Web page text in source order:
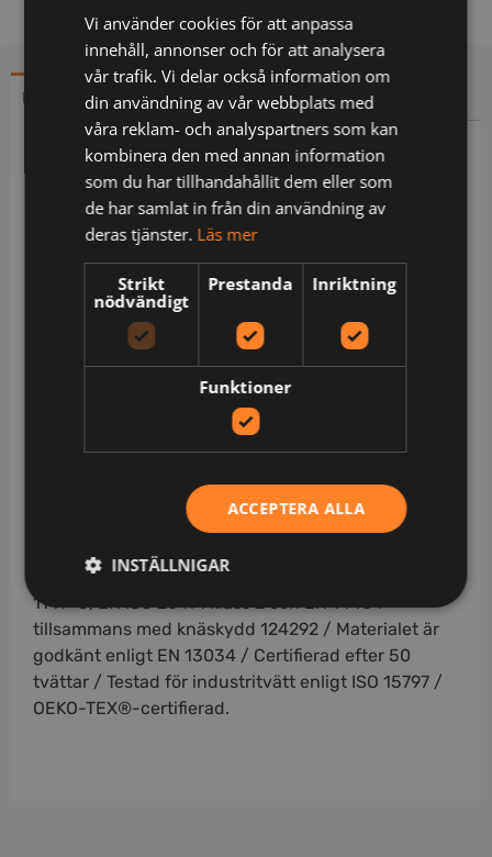
BESKRIVNING YTTERLIGARE INFORMATION
Beskrivning
Stretchmaterial / Multinorm / Inherent flamskydd /
Smuts-, olje- och vattenavvisande / Metallfri / Dold
knapp fram / 2 förstärkta löst hängande spikfickor,
den ena med 3 fickor och verktygshällor och den
andra med extra ficka / 2 framfickor / 2 förstärkta
bakfickor / Hammarhank / Dubbel förstärkt
grensöm / Förstärkt ficka för tumstock och verktyg
med pennficka samt knapp och hälla för kniv /
Benficka med lock och dolda tryckknappar,
Knäskydden i knäfickorna kan höjdjusteras /
Godkänd enligt EN 61482-1-2 APC 1, EN 61482-1-1
plaggkombinationer), EN ISO 11612 A1 B1 C1 F1, EN
1149-5, EN ISO 20471 klass 2 och EN 14404
tillsammans med knäskydd 124292 / Materialet är
godkänt enligt EN 13034 / Certifierad efter 50
tvättar / Testad för industritvätt enligt ISO 15797 /
OEKO-TEX®-certifierad.
Vi använder cookies för att anpassa
innehåll, annonser och för att analysera
vår trafik. Vi delar också information om
din användning av vår webbplats med
våra reklam- och analyspartners som kan
kombinera den med annan information
som du har tillhandahållit dem eller som
de har samlat in från din användning av
deras tjänster. Läs mer
Strikt
nödvändigt
Prestanda Inriktning
Funktioner
ACCEPTERA ALLA
INSTÄLLNIGAR